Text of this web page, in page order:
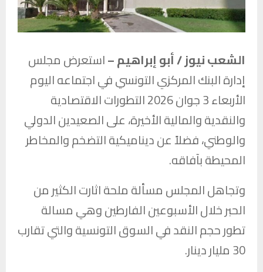
الشعب نيوز / أبو إبراهيم –استعرض مجلس
إدارة البنك المركزي التونسي في اجتماعه اليوم
الأربعاء 3 جوان 2026 التطورات الاقتصادية
والنقدية والمالية الأخيرة، على الصعيدين الدولي
والوطني، فضلاً عن ديناميكية التضخم والمخاطر
المحيطة بآفاقه.
وتجاهل المجلس مسألة ملحة اثارت الكثير من
الحبر خلال الأسبوعين الفارطين وهي مسالة
تطور حجم النقد في السوق التونسية والتي تقارب
30 مليار دينار.